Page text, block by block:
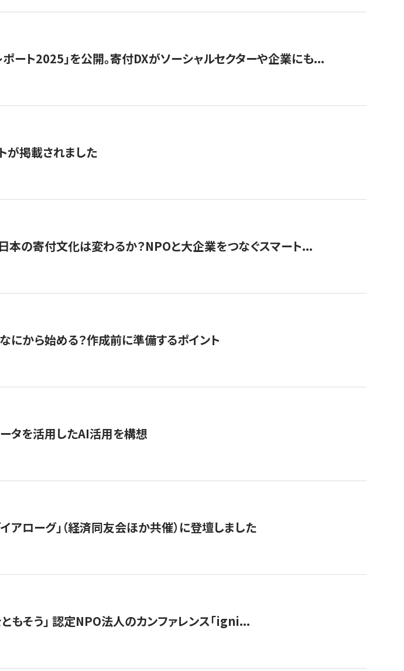
ポート2025」を公開。寄付DXがソーシャルセクターや企業にも...
が掲載されました
の寄付文化は変わるか？NPOと大企業をつなぐスマート...
にから始める？作成前に準備するポイント
タを活用したAI活用を構想
アローグ」（経済同友会ほか共催）に登壇しました
もそう」 認定NPO法人のカンファレンス「igni...